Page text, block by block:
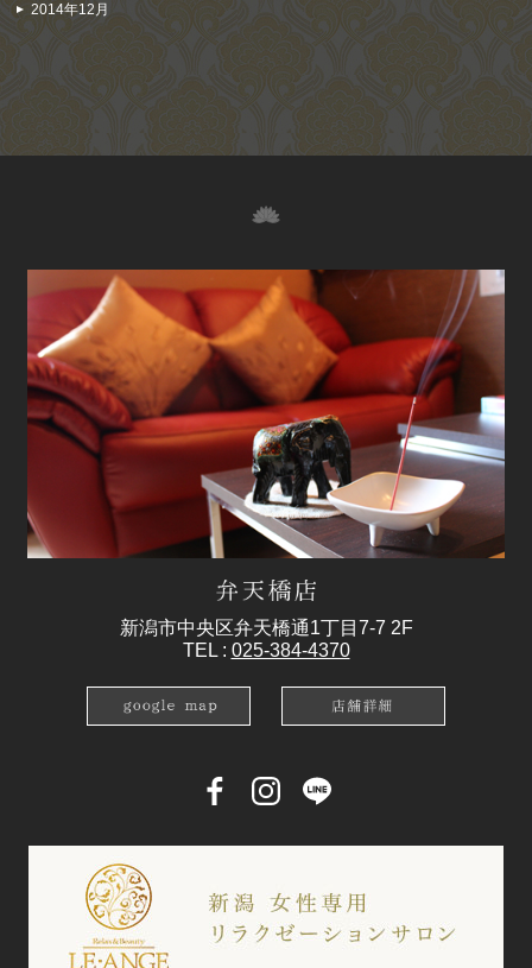
2014年12月
新潟市中央区弁天橋通1丁目7-7 2F
TEL : 025-384-4370